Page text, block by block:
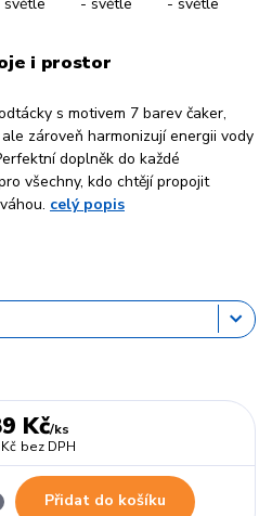
i prostor
s motivem 7 barev čaker,
zároveň harmonizují energii vody
doplněk do každé
všechny, kdo chtějí propojit
celý popis
Kč/ks
bez DPH
Přidat do košíku